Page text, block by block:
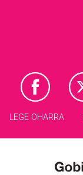
LEGE OHARRA